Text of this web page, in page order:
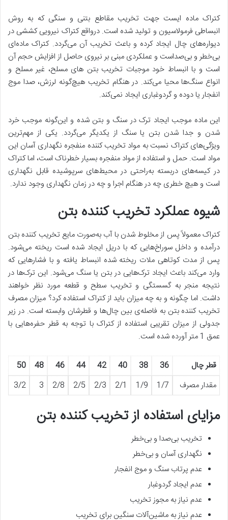
کتراک ماده ایست جهت تخریب مقاطع بتنی و سنگی که به روش
انبساطی فرمولاسیون و تولید شده است. درواقع کتراک نیرویی کششی در
دیواره‌های چال ایجاد کرده و باعث تخریب آن می‌گردد. کتراک ماده‌ای
بی‌خطر و بی‌صداست و عملکردی مبنی بر نیروی حاصل از افزایش حجم آن
است و با انبساط خود موجبات تخریب بتن‌ های مسلح، غیر مسلح و
انواع سنگ‌ها محیا می‌کند. در هنگام تخریب هیچ‌گونه لرزش، صدا موج
انفجار یا دوده و گردوغباری ایجاد نمی‌کند.
این ماده موجب ایجاد ترک در سنگ و بتن شده و این‌گونه موجب خرد
شدن و جدا شدن بتن یا سنگ از یکدیگر می‌گردد. یکی از مهم‌ترین
ویژگی‌های کتراک نسبت به مواد تخریب کننده منفجره نگهداری آسان این
مواد است. حمل و استفاده از مواد منفجره بسیار خطرناک است، اما کتراک
در کیسه‌های دربسته به‌راحتی در محیط‌های سرپوشیده قابل نگهداری
است و هیچ خطری چه در هنگام اجرا و چه در زمان نگهداری وجود ندارد.
شیوه عملکرد تخریب کننده بتن
کتراک معمولاً پس از مخلوط شدن با آب به‌صورت مایع تخریب کننده بتن
درآمده و داخل سوراخ‌هایی که با دریل ایجاد شده است ریخته می‌شود.
پس از مدت کوتاهی ملات ریخته شده انبساط یافته و با فشارهایی که
وارد می‌کند باعث ایجاد ترک‌هایی در بتن یا سنگ می‌شود. این ترک‌ها در
نتیجه منجر به گسستگی و تخریب سطح و قطعه مورد نظر خواهند
داشت. اما چگونه و به چه میزان باید از کتراک استفاده کرد؟ میزان مصرف
تخریب کننده بتن به فاصله‌ی بین چال‌ها و قطرشان وابسته است. در زیر
جدولی از میزان تقریبی استفاده از کتراک با توجه به قطر حفره‌هایی با
عمق 1 متر آورده شده است.
قطر چال 36
38
40
42
44
46
48
50
مقدار مصرف
1/7
1/9
2/1
2/3
2/5
2/8
3
3/2
مزایای استفاده از تخریب کننده بتن
تخریب بی‌صدا و بی‌خطر
نگهداری آسان و بی‌خطر
عدم پرتاب سنگ و موج انفجار
عدم ایجاد گردوغبار
عدم نیاز به مجوز تخریب
عدم نیاز به ماشین‌آلات سنگین برای تخریب